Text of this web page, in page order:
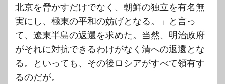
北京を脅かすだけでなく、朝鮮の独立を有名無
実にし、極東の平和の妨げとなる。」と言っ
て、遼東半島の返還を求めた。当然、明治政府
がそれに対抗できるわけがなく清への返還とな
る。といっても、その後ロシアがすべて領有す
るのだが。